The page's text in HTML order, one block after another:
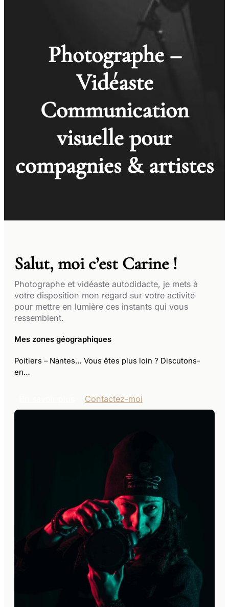
Photographe –
Vidéaste
Communication
visuelle pour
compagnies & artistes
Salut, moi c’est Carine !
Photographe et vidéaste autodidacte, je mets à
votre disposition mon regard sur votre activité
pour mettre en lumière ces instants qui vous
ressemblent.
Mes zones géographiques
Poitiers – Nantes​​… Vous êtes plus loin ? Discutons-
en…
Contactez-moi